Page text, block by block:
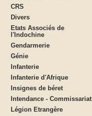
CRS
Divers
Etats Associés de
l'Indochine
Gendarmerie
Génie
Infanterie
Infanterie d'Afrique
Insignes de béret
Intendance - Commissariat
Légion Etrangère